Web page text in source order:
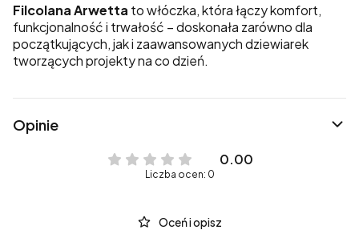
Filcolana Arwetta to włóczka, która łączy komfort,
funkcjonalność i trwałość – doskonała zarówno dla
początkujących, jak i zaawansowanych dziewiarek
tworzących projekty na co dzień.
Opinie
0.00
Liczba ocen: 0
Oceń i opisz